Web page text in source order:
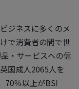
ジネスに多くのメ
で消費者の間で世
・サービスへの信
国成人2065人を
70％以上がBSI